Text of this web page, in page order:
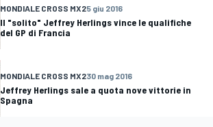
MONDIALE CROSS MX25 giu 2016
Il "solito" Jeffrey Herlings vince le qualifiche
del GP di Francia
MONDIALE CROSS MX230 mag 2016
Jeffrey Herlings sale a quota nove vittorie in
Spagna